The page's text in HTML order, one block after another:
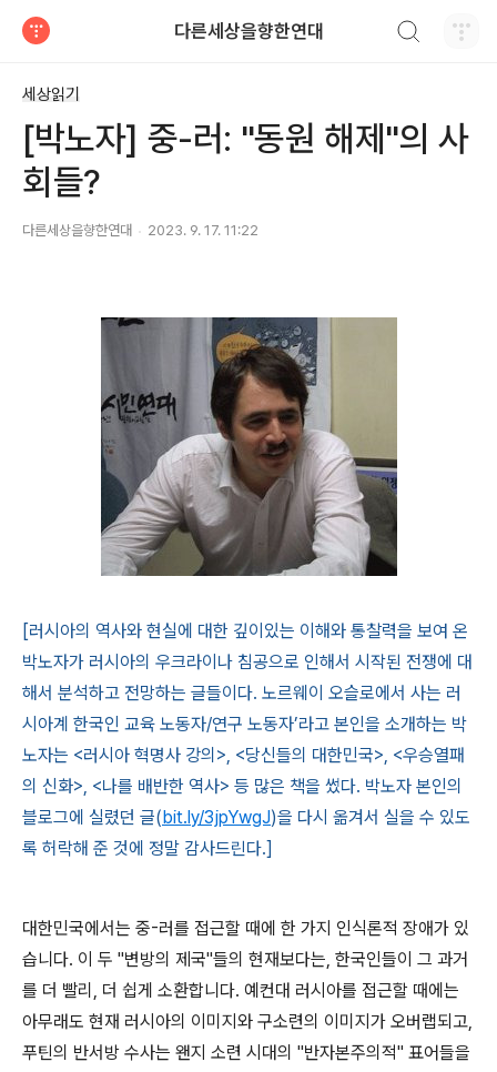
다른세상을향한연대
세상읽기
[박노자] 중-러: "동원 해제"의 사
회들?
다른세상을향한연대 2023. 9. 17. 11:22
[러시아의 역사와 현실에 대한 깊이있는 이해와 통찰력을 보여 온
박노자가 러시아의 우크라이나 침공으로 인해서 시작된 전쟁에 대
해서 분석하고 전망하는 글들이다. 노르웨이 오슬로에서 사는 러
시아계 한국인 교육 노동자/연구 노동자’라고 본인을 소개하는 박
노자는 <러시아 혁명사 강의>, <당신들의 대한민국>, <우승열패
의 신화>, <나를 배반한 역사> 등 많은 책을 썼다. 박노자 본인의
블로그에 실렸던 글(bit.ly/3jpYwgJ)을 다시 옮겨서 실을 수 있도
록 허락해 준 것에 정말 감사드린다.]
대한민국에서는 중-러를 접근할 때에 한 가지 인식론적 장애가 있
습니다. 이 두 "변방의 제국"들의 현재보다는, 한국인들이 그 과거
를 더 빨리 , 더 쉽게 소환합니다. 예컨대 러시아를 접근할 때에는
아무래도 현재 러시아의 이미지와 구소련의 이미지가 오버랩되고,
푸틴의 반서방 수사는 왠지 소련 시대의 "반자본주의적" 표어들을